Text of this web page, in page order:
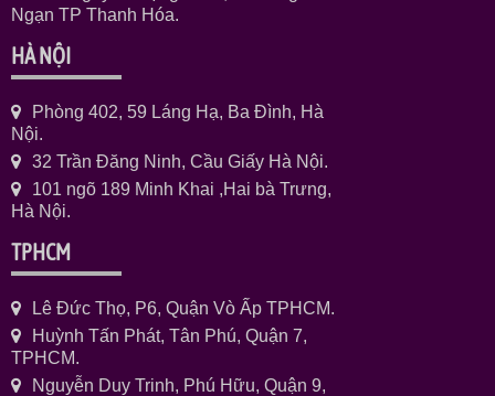
Ngạn TP Thanh Hóa.
HÀ NỘI
Phòng 402, 59 Láng Hạ, Ba Đình, Hà
Nội.
32 Trần Đăng Ninh, Cầu Giấy Hà Nội.
101 ngõ 189 Minh Khai ,Hai bà Trưng,
Hà Nội.
TPHCM
Lê Đức Thọ, P6, Quận Vò Ấp TPHCM.
Huỳnh Tấn Phát, Tân Phú, Quận 7,
TPHCM.
Nguyễn Duy Trinh, Phú Hữu, Quận 9,